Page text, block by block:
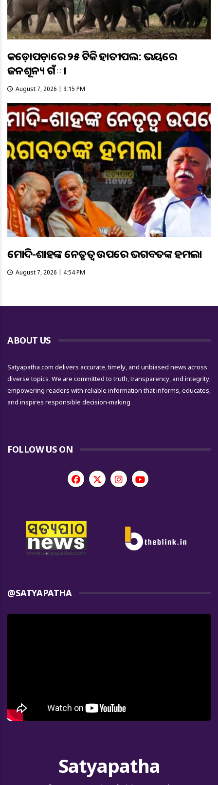
କଡ଼ୋପଡ଼ାରେ ୨୫ ଟିକିଆ ହାତୀପଲ: ଭୟରେ
ଜନଶୂନ୍ୟ ଗଁା
August 7, 2026 | 9:15 PM
ମୋଦି-ଶାହଙ୍କ ନେତୃତ୍ୱ ଉପରେ ଭଗବତଙ୍କ ହମଲା
August 7, 2026 | 4:54 PM
ABOUT US
Satyapatha.com delivers accurate, timely, and unbiased news across
diverse topics. We are committed to truth, transparency, and integrity,
empowering readers with reliable information that informs, educates,
and inspires responsible decision-making.
FOLLOW US ON
@SATYAPATHA
Satyapatha